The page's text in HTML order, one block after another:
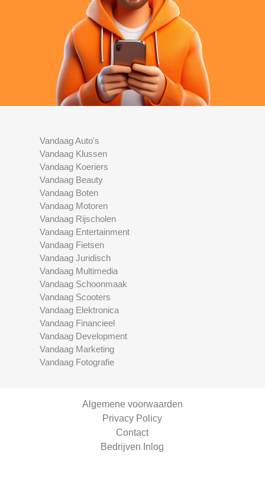
Vandaag Auto's
Vandaag Klussen
Vandaag Koeriers
Vandaag Beauty
Vandaag Boten
Vandaag Motoren
Vandaag Rijscholen
Vandaag Entertainment
Vandaag Fietsen
Vandaag Juridisch
Vandaag Multimedia
Vandaag Schoonmaak
Vandaag Scooters
Vandaag Elektronica
Vandaag Financieel
Vandaag Development
Vandaag Marketing
Vandaag Fotografie
Algemene voorwaarden
Privacy Policy
Contact
Bedrijven Inlog